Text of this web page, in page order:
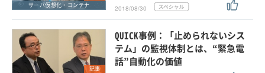
サーバ仮想化・コンテナ
2018/08/30
記事
QUICK事例：「止められないシス
テム」の監視体制とは、“緊急電
話”自動化の価値